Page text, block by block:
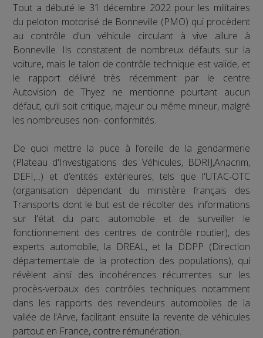
Tout a débuté le 31 décembre 2022 pour les militaires
du peloton motorisé de Bonneville (PMO) qui procèdent
au contrôle d'un véhicule circulant à vive allure à
Bonneville. Ils constatent de nombreux défauts sur la
voiture, mais le talon de contrôle technique est valide, et
le rapport délivré très récemment par le centre
Autovision de Thyez ne mentionne pourtant aucun
défaut, qu’il soit critique, majeur ou même mineur, malgré
les nombreuses non- conformités.
De quoi mettre la puce à l’oreille de la gendarmerie
(Plateau d'Investigations des Véhicules, BDRIJ,Anacrim,
DEFI,...) et d’entités extérieures, tels que l'UTAC-OTC
(organisation dépendant du ministère français des
Transports dont le but est de récolter des informations
sur l'état du parc automobile et de surveiller le
fonctionnement des centres de contrôle routier), des
experts automobile, la DREAL, et la DDPP (Direction
départementale de la protection des populations), qui
révèlent ainsi des incohérences récurrentes sur les
procès-verbaux des contrôles techniques notamment
dans les rapports des revendeurs automobiles de la
vallée de l'Arve, facilitant ensuite la revente de véhicules
partout en France, contre rémunération.